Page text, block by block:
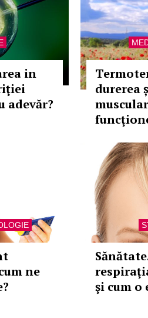
in
adevăr?
durerea
ne
şi cum